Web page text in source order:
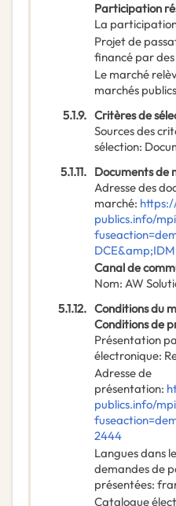
Participation
La
Projet de
financé par des
Le marché
marchés
5.1.9. Critères de
Sources des
sélection:
5.1.11. Documents de
Adresse des
marché:
publics.info/
Canal de
Nom: AW
5.1.12. Conditions du
Conditions de
Présentation
électronique:
Adresse de
présentation:
publics.info/
2444
Langues dans
demandes de
présentées:
Catalogue